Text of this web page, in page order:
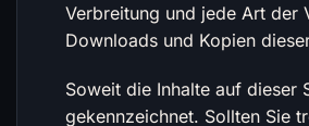
Verbreitung und jede Art der
Downloads und Kopien
Soweit die Inhalte auf dieser
gekennzeichnet. Sollten Sie